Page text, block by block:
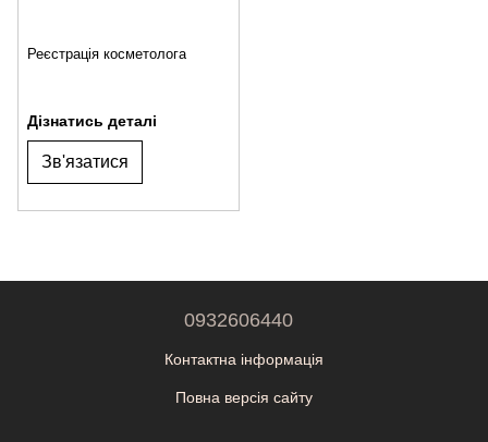
Реєстрація косметолога
Дізнатись деталі
Зв'язатися
0932606440
Контактна інформація
Повна версія сайту